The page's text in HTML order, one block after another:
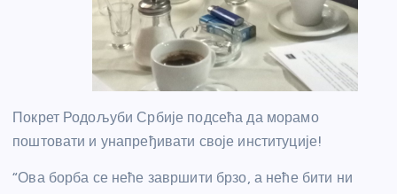
Покрет Родољуби Србије подсећа да морамо
поштовати и унапређивати своје институције!
“Ова борба се неће завршити брзо, а неће бити ни